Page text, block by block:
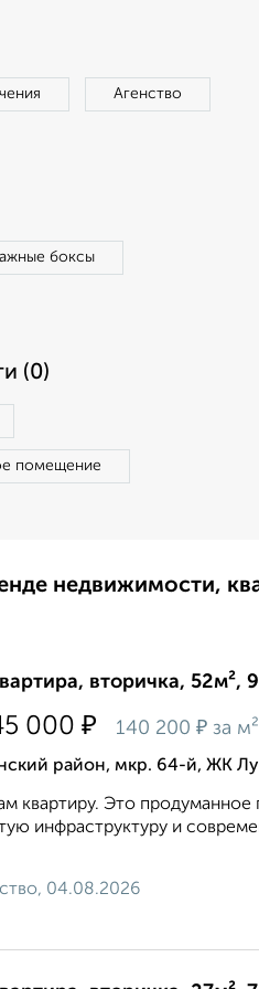
Агенство
боксы
(0)
помещение
недвижимости,
вторичка, 52м²,
000 ₽ 140 200 ₽ за м²
район, мкр. 64-й, ЖК
квартиру. Это
инфраструктуру и
04.08.2026